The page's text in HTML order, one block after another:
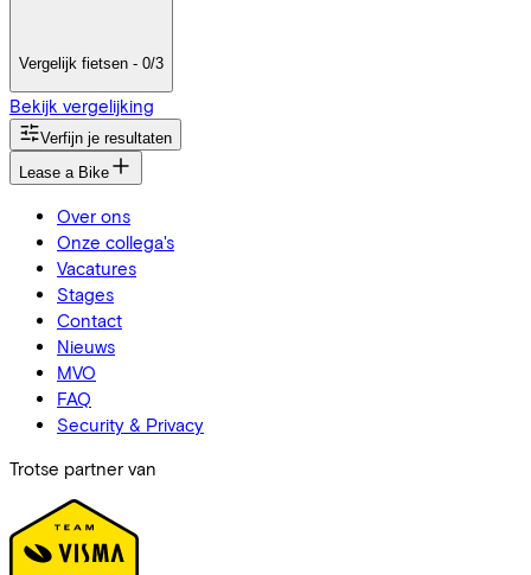
Vergelijk fietsen - 0/3
Bekijk vergelijking
Verfijn je resultaten
Lease a Bike
Over ons
Onze collega's
Vacatures
Stages
Contact
Nieuws
MVO
FAQ
Security & Privacy
Trotse partner van